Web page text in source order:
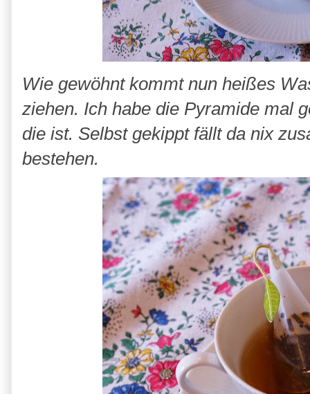
Wie gewöhnt kommt nun heißes
ziehen. Ich habe die Pyramide mal
die ist. Selbst gekippt fällt da nix
bestehen.